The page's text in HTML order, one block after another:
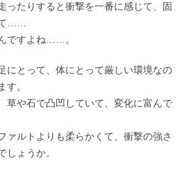
ったりすると衝撃を一番に感じて、固
て……
ですよね……。
にとって、体にとって厳しい環境なの
す。
草や石で凸凹していて、変化に富んで
ァルトよりも柔らかくて、衝撃の強さ
しょうか。